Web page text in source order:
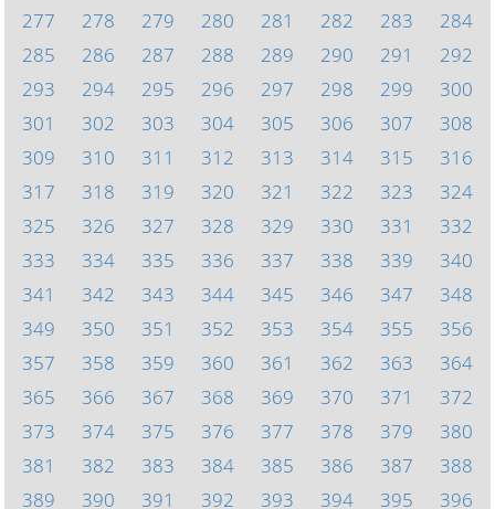
277
278 279 280 281 282 283
284
285
286 287 288 289 290 291
292
293
294 295 296 297 298 299
300
301
302 303 304 305 306 307
308
309
310 311 312 313 314 315
316
317
318 319 320 321 322 323
324
325
326 327 328 329 330 331
332
333
334 335 336 337 338 339
340
341
342 343 344 345 346 347
348
349
350 351 352 353 354 355
356
357
358 359 360 361 362 363
364
365
366 367 368 369 370 371
372
373
374 375 376 377 378 379
380
381
382 383 384 385 386 387
388
389
390 391 392 393 394 395 396